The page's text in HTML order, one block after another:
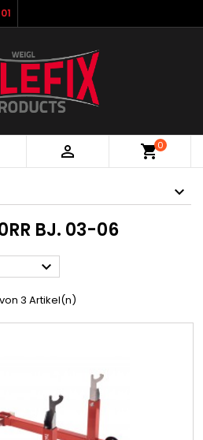
 shopping_cart0
BJ. 03-06

3 Artikel(n)